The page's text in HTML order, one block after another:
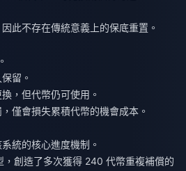
此不存在傳統意義上的保底重置。
留。
，但代幣仍可使用。
僅會損失累積代幣的機會成本。
統的核心進度機制。
創造了多次獲得 240 代幣重複補償的